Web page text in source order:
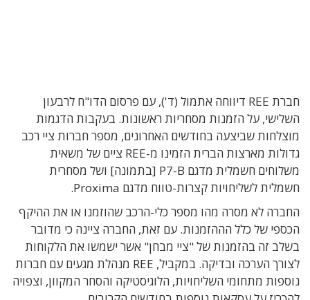
חברת REE דיווחה אתמול (ד'), עם פרסום הדו"ח לרבעון
השלישי, על הזמנות מסחריות ראשונות. בעקבות הדגמות
מוצלחות שביצעה בחודשים האחרונים, מספר חברות ציי רכב
גדולות מארצות הברית הזמינו מ-REE ציים של משאית
משלוחים חשמלית מדגם P7-B [בתמונה] ושל מסחרית
חשמלית לשליחויות קצרות-טווח מדגם Proxima.
החברה לא מסרה מהו מספר כלי-הרכב שהוזמנו או את ההיקף
הכספי של כלל הההזמנות. עם זאת, החברה ציינה כי מדובר
בשלב זה בהזמנות של "ציי מבחן" אשר ישמשו את הלקוחות
לצורך הערכה ובדיקה. במקביל, REE מנהלת מגעים עם חברות
נוספות מתחומי השליחויות, הלוגיסטיקה והסחר המקוון, וצפויה